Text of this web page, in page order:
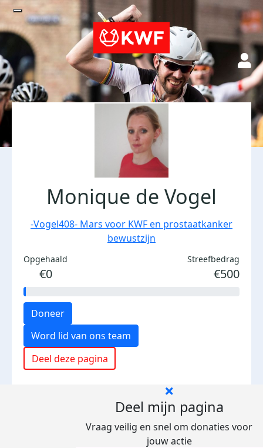
Monique de Vogel
-Vogel408- Mars voor KWF en prostaatkanker
bewustzijn
Opgehaald
€0
Streefbedrag
€500
Doneer
Word lid van ons team
Deel deze pagina
Deel mijn pagina
Vraag veilig en snel om donaties voor
jouw actie